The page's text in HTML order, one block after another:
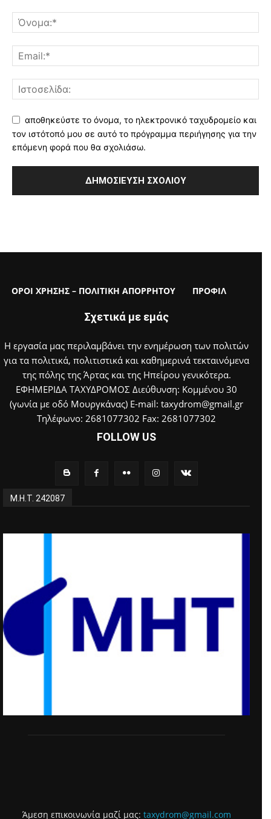
αποθηκεύστε το όνομα, το ηλεκτρονικό ταχυδρομείο και
τον ιστότοπό μου σε αυτό το πρόγραμμα περιήγησης για την
επόμενη φορά που θα σχολιάσω.
ΟΡΟΙ ΧΡΗΣΗΣ – ΠΟΛΙΤΙΚΗ ΑΠΟΡΡΗΤΟΥ ΠΡΟΦΙΛ
Σχετικά με εμάς
Η εργασία μας περιλαμβάνει την ενημέρωση των πολιτών
για τα πολιτικά, πολιτιστικά και καθημερινά τεκταινόμενα
της πόλης της Άρτας και της Ηπείρου γενικότερα.
ΕΦΗΜΕΡΙΔΑ ΤΑΧΥΔΡΟΜΟΣ Διεύθυνση: Κομμένου 30
(γωνία με οδό Μουργκάνας) E-mail: taxydrom@gmail.gr
Τηλέφωνο: 2681077302 Fax: 2681077302
FOLLOW US
Μ.Η.Τ. 242087
Άμεση επικοινωνία μαζί μας: taxydrom@gmail.com